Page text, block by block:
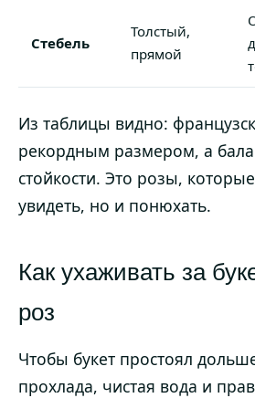
Стебель
Толстый,
прямой
Из таблицы видно:
рекордным размером, а
стойкости. Это розы,
увидеть, но и понюхать.
Как ухаживать за
роз
Чтобы букет простоял
прохлада, чистая вода и